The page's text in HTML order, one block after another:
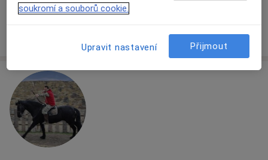
soukromí a souborů cookie.
Upravit nastavení Přijmout